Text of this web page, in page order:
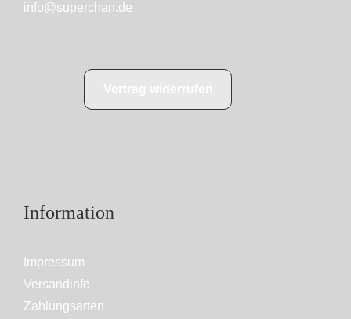
info@superchan.de
Information
Impressum
Versandinfo
Zahlungsarten